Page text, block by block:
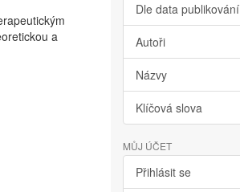
a
Dle data publikování
Autoři
Názvy
Klíčová slova
MŮJ ÚČET
Přihlásit se